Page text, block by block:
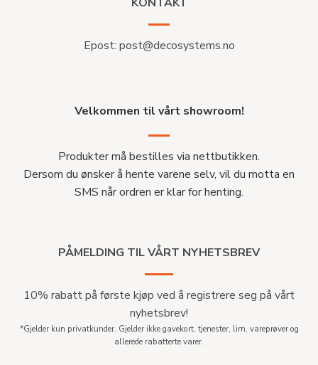
Epost: post@decosystems.no
Velkommen til vårt showroom!
Produkter må bestilles via nettbutikken.
Dersom du ønsker å hente varene selv, vil du motta en
SMS når ordren er klar for henting.
PÅMELDING TIL VÅRT NYHETSBREV
10% rabatt på første kjøp ved å registrere seg på vårt
nyhetsbrev!
*Gjelder kun privatkunder. Gjelder ikke gavekort, tjenester, lim, vareprøver og
allerede rabatterte varer.